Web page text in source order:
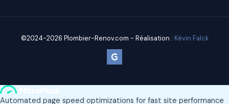
©2024-2026 Plombier-Renov.com - Réalisation : Kévin Falck